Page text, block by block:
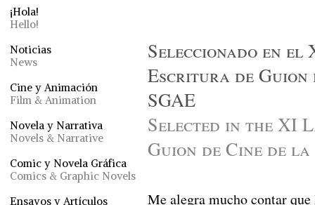
¡Hola!
Hello!
Noticias
News
Cine y Animación
Film & Animation
Novela y Narrativa
Novels & Narrative
Comic y Novela Gráfica
Comics & Graphic Novels
Ensayos y Artículos
Seleccionado en
Escritura de Guion
SGAE
Selected in the XI
Guion de Cine de
Me alegra mucho contar